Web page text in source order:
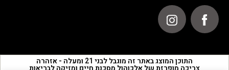
התוכן המוצג באתר זה מוגבל לבני 21 ומעלה - אזהרה